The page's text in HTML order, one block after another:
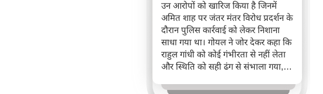
उन आरोपों को खारिज किया है जिनमें
अमित शाह पर जंतर मंतर विरोध प्रदर्शन के
दौरान पुलिस कार्रवाई को लेकर निशाना
साधा गया था। गोयल ने जोर देकर कहा कि
राहुल गांधी को कोई गंभीरता से नहीं लेता
और स्थिति को सही ढंग से संभाला गया,
NEET अनियमितताओं को लेकर